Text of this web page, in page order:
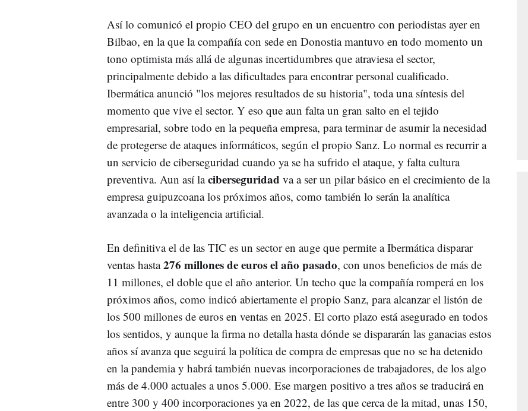
Así lo comunicó el propio CEO del grupo en un encuentro con periodistas ayer en
Bilbao, en la que la compañía con sede en Donostia mantuvo en todo momento un
tono optimista más allá de algunas incertidumbres que atraviesa el sector,
principalmente debido a las dificultades para encontrar personal cualificado.
Ibermática anunció "los mejores resultados de su historia", toda una síntesis del
momento que vive el sector. Y eso que aun falta un gran salto en el tejido
empresarial, sobre todo en la pequeña empresa, para terminar de asumir la necesidad
de protegerse de ataques informáticos, según el propio Sanz. Lo normal es recurrir a
un servicio de ciberseguridad cuando ya se ha sufrido el ataque, y falta cultura
preventiva. Aun así laciberseguridad va a ser un pilar básico en el crecimiento de la
empresa guipuzcoana los próximos años, como también lo serán la analítica
avanzada o la inteligencia artificial.
En definitiva el de las TIC es un sector en auge que permite a Ibermática disparar
ventas hasta276 millones de euros el año pasado, con unos beneficios de más de
11 millones, el doble que el año anterior. Un techo que la compañía romperá en los
próximos años, como indicó abiertamente el propio Sanz, para alcanzar el listón de
los 500 millones de euros en ventas en 2025. El corto plazo está asegurado en todos
los sentidos, y aunque la firma no detalla hasta dónde se dispararán las ganacias estos
años sí avanza que seguirá la política de compra de empresas que no se ha detenido
en la pandemia y habrá también nuevas incorporaciones de trabajadores, de los algo
más de 4.000 actuales a unos 5.000. Ese margen positivo a tres años se traducirá en
entre 300 y 400 incorporaciones ya en 2022, de las que cerca de la mitad, unas 150,